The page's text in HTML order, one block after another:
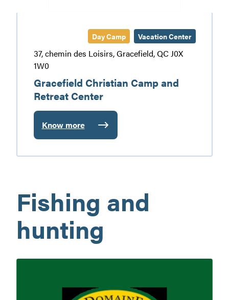
Day Camp Vacation Center
37, chemin des Loisirs, Gracefield, QC J0X
1W0
Gracefield Christian Camp and
Retreat Center
Know more
:
Gracefield
Christian
Retreat
Center
Fishing and
hunting
Domaine